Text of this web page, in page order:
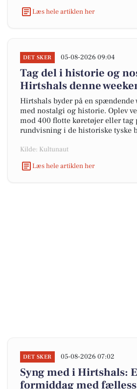
Læs hele artiklen her
DET SKER 05-08-2026 09:04
Tag del i historie og
Hirtshals denne
Hirtshals byder på en spændende
med nostalgi og historie. Oplev
mod 400 flotte køretøjer eller tag
rundvisning i de historiske tyske
Kilde: Kultunaut
Læs hele artiklen her
DET SKER 05-08-2026 07:02
Syng med i Hirtshals:
formiddag med